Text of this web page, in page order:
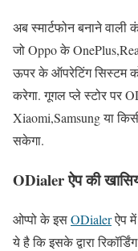
अब स्मार्टफोन बनाने वाली
जो Oppo के
ऊपर के ऑपरेटिंग सिस्टम
करेगा. गूगल प्ले स्टोर पर
Xiaomi,Samsung या
सकेगा.
ODialer ऐप की
ओप्पो के इसODialerऐप में
ये है कि इसके द्वारा